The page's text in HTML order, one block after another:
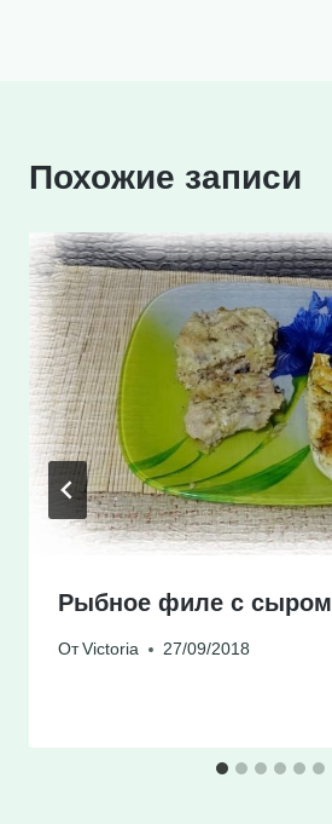
Похожие записи
Рыбное филе с сыром
От Victoria 27/09/2018